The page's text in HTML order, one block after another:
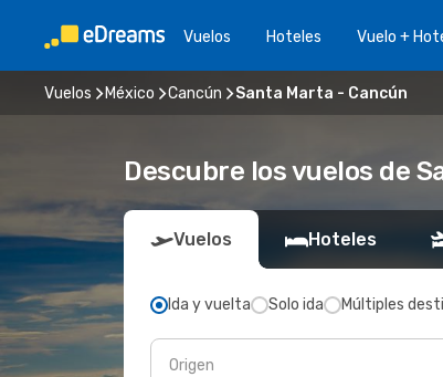
Vuelos Hoteles Vuelo +
Vuelos México Cancún Santa Marta - Cancún
Descubre los vuelos de
Vuelos Hoteles
Ida y vuelta Solo ida Múltiples
Origen